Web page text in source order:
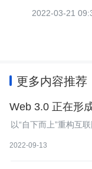
2022-03-21
更多内容推荐
Web 3.0 正在形
以“自下而上”重构互
施服务既存在着一种
2022-09-13